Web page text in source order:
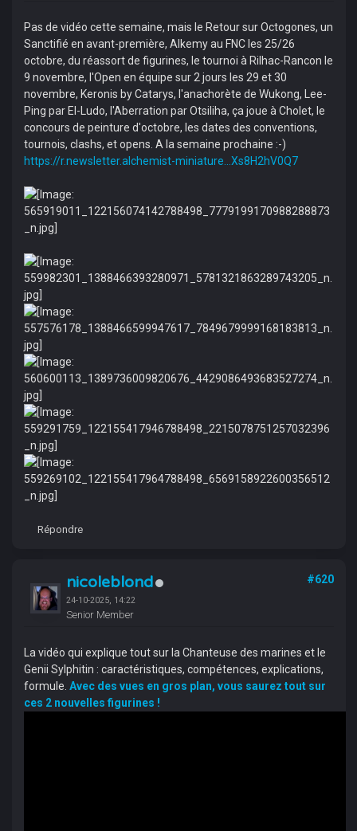
Pas de vidéo cette semaine, mais le Retour sur Octogones, un
Sanctifié en avant-première, Alkemy au FNC les 25/26
octobre, du réassort de figurines, le tournoi à Rilhac-Rancon le
9 novembre, l'Open en équipe sur 2 jours les 29 et 30
novembre, Keronis by Catarys, l'anachorète de Wukong, Lee-
Ping par El-Ludo, l'Aberration par Otsiliha, ça joue à Cholet, le
concours de peinture d'octobre, les dates des conventions,
tournois, clashs, et opens. A la semaine prochaine :-)
https://r.newsletter.alchemist-miniature...Xs8H2hV0Q7
Répondre
nicoleblond
24-10-2025, 14:22
Senior Member
#620
La vidéo qui explique tout sur la Chanteuse des marines et le
Genii Sylphitin : caractéristiques, compétences, explications,
formule. Avec des vues en gros plan, vous saurez tout sur
ces 2 nouvelles figurines !